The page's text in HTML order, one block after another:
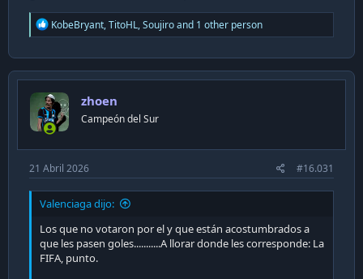
R
e
c
t
o
n
s
KobeBryant,TitoHL,Soujiroand 1 other person
zhoen
Campeón del Sur
21 Abril 2026 #16.031
Valenciaga dijo:
Los que no votaron por el y que están acostumbrados a
que les pasen goles...........A llorar donde les corresponde: La
FIFA, punto.